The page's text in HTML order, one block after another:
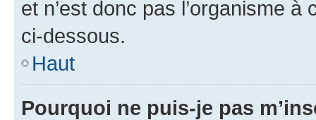
et n’est donc pas l’organisme
ci-dessous.
Haut
Pourquoi ne puis-je pas